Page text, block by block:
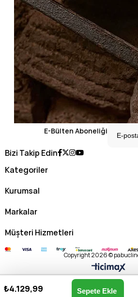
E-Bülten Aboneliği
Bizi Takip Edin
Kategoriler
Kurumsal
Markalar
Müşteri Hizmetleri
Copyright 2026 ©
U.s. Polo Assn. Kadın Omuz & Kol Çantası US25170-
₺4.129,99
Anasayfa Favorilerim